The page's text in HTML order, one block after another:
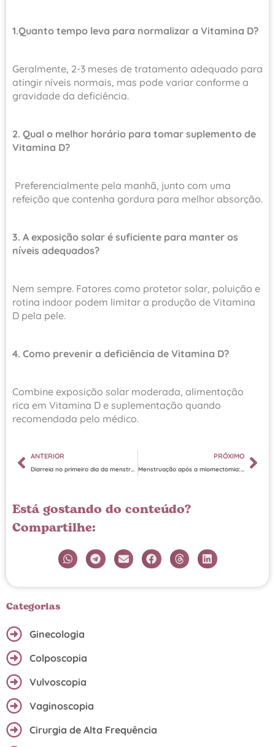
1.Quanto tempo leva para normalizar a Vitamina D?
Geralmente, 2-3 meses de tratamento adequado para
atingir níveis normais, mas pode variar conforme a
gravidade da deficiência.
2. Qual o melhor horário para tomar suplemento de
Vitamina D?
Preferencialmente pela manhã, junto com uma
refeição que contenha gordura para melhor absorção.
3. A exposição solar é suficiente para manter os
níveis adequados?
Nem sempre. Fatores como protetor solar, poluição e
rotina indoor podem limitar a produção de Vitamina
D pela pele.
4. Como prevenir a deficiência de Vitamina D?
Combine exposição solar moderada, alimentação
rica em Vitamina D e suplementação quando
recomendada pelo médico.
ANTERIOR
Diarreia no primeiro dia da menstruação: entenda por que acontece
PRÓXIMO
Menstruação após a miomectomia: o que esperar na recuperação
Está gostando do conteúdo?
Compartilhe:
Categorias
Ginecologia
Colposcopia
Vulvoscopia
Vaginoscopia
Cirurgia de Alta Frequência